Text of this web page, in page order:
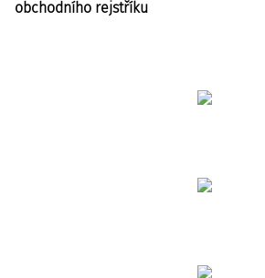
obchodního rejstříku